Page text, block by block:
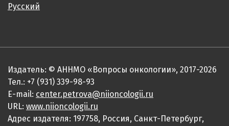
Русский
Издатель: © АННМО «Вопросы онкологии», 2017-2026
Тел.: +7 (931) 339-98-93
E-mail: center.petrova@niioncologii.ru
URL: www.niioncologii.ru
Адрес издателя: 197758, Россия, Санкт-Петербург,